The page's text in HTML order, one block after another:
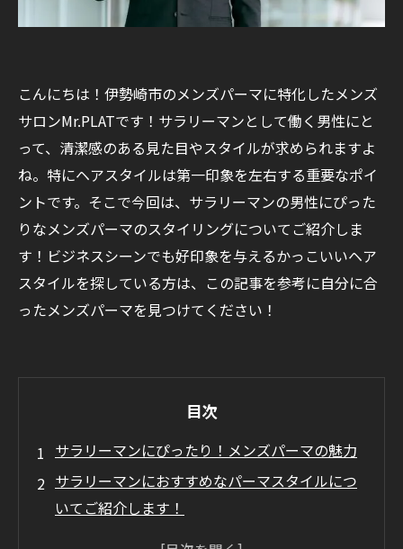
こんにちは！伊勢崎市のメンズパーマに特化したメンズ
サロンMr.PLATです！サラリーマンとして働く男性にと
って、清潔感のある見た目やスタイルが求められますよ
ね。特にヘアスタイルは第一印象を左右する重要なポイ
ントです。そこで今回は、サラリーマンの男性にぴった
りなメンズパーマのスタイリングについてご紹介しま
す！ビジネスシーンでも好印象を与えるかっこいいヘア
スタイルを探している方は、この記事を参考に自分に合
ったメンズパーマを見つけてください！
目次
サラリーマンにぴったり！メンズパーマの魅力
サラリーマンにおすすめなパーマスタイルにつ
いてご紹介します！
パーマをかけた後はどうすればいい？